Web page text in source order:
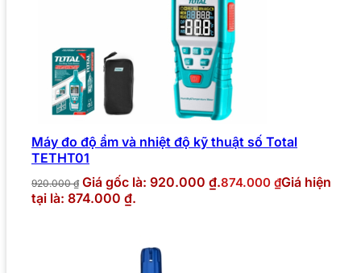
Máy đo độ ẩm và nhiệt độ kỹ thuật số Total
TETHT01
920.000₫ Giá gốc là: 920.000 ₫.874.000 ₫Giá hiện
tại là: 874.000 ₫.